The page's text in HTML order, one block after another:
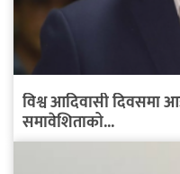
विश्व आदिवासी दिवसमा
समावेशिताको...